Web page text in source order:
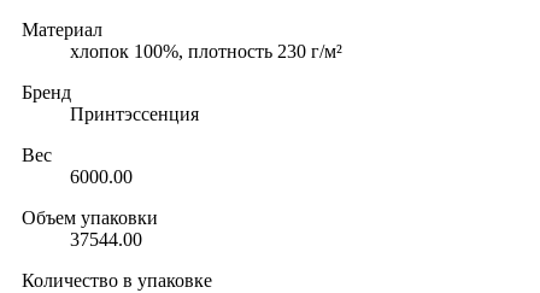
Материал
хлопок 100%, плотность 230 г/м²
Бренд
Принтэссенция
Вес
6000.00
Объем упаковки
37544.00
Количество в упаковке